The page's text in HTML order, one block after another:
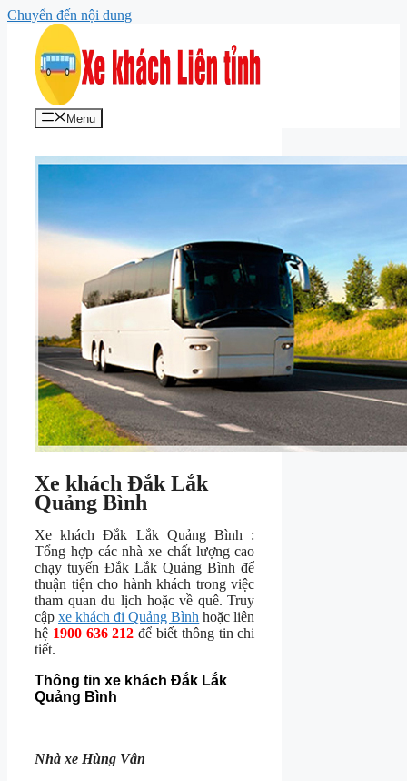
Chuyển đến nội dung
Menu
Xe khách Đắk Lắk
Quảng Bình
Xe khách Đắk Lắk Quảng Bình :
Tổng hợp các nhà xe chất lượng cao
chạy tuyến Đắk Lắk Quảng Bình để
thuận tiện cho hành khách trong việc
tham quan du lịch hoặc về quê. Truy
cậpxe khách đi Quảng Bình hoặc liên
hệ 1900 636 212để biết thông tin chi
tiết.
Thông tin xe khách Đắk Lắk
Quảng Bình
Nhà xe Hùng Vân